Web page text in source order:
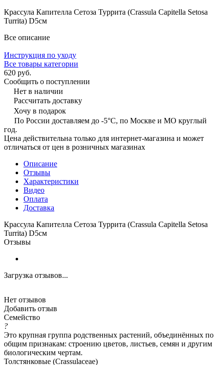
Крассула Капителла Сетоза Туррита (Crassula Capitella Setosa
Turrita) D5см
Все описание
Инструкция по уходу
Все товары категории
620 руб.
Сообщить о поступлении
Нет в наличии
Рассчитать доставку
Хочу в подарок
По России доставляем до -5°C, по Москве и МО круглый
год.
Цена действительна только для интернет-магазина и может
отличаться от цен в розничных магазинах
Описание
Отзывы
Характеристики
Видео
Оплата
Доставка
Крассула Капителла Сетоза Туррита (Crassula Capitella Setosa
Turrita) D5см
Отзывы
Загрузка отзывов...
Нет отзывов
Добавить отзыв
Семейство
?
Это крупная группа родственных растений, объединённых по
общим признакам: строению цветов, листьев, семян и другим
биологическим чертам.
Толстянковые (Crassulaceae)